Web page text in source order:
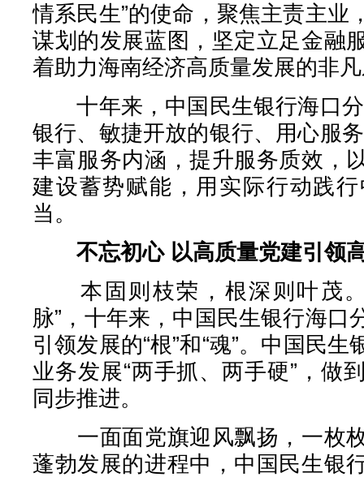
情系民生”的使命，聚焦主责主业
谋划的发展蓝图，坚定立足金融
着助力海南经济高质量发展的非
十年来，中国民生银行海口分
银行、敏捷开放的银行、用心服
丰富服务内涵，提升服务质效，
建设蓄势赋能，用实际行动践
当。
不忘初心 以高质量党建引领
本固则枝荣，根深则叶茂。
脉”，十年来，中国民生银行海口
引领发展的“根”和“魂”。中国民
业务发展“两手抓、两手硬”，做
同步推进。
一面面党旗迎风飘扬，一枚
蓬勃发展的进程中，中国民生银